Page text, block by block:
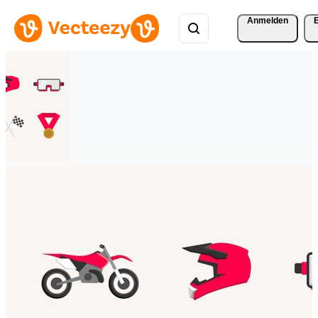
Anmelden